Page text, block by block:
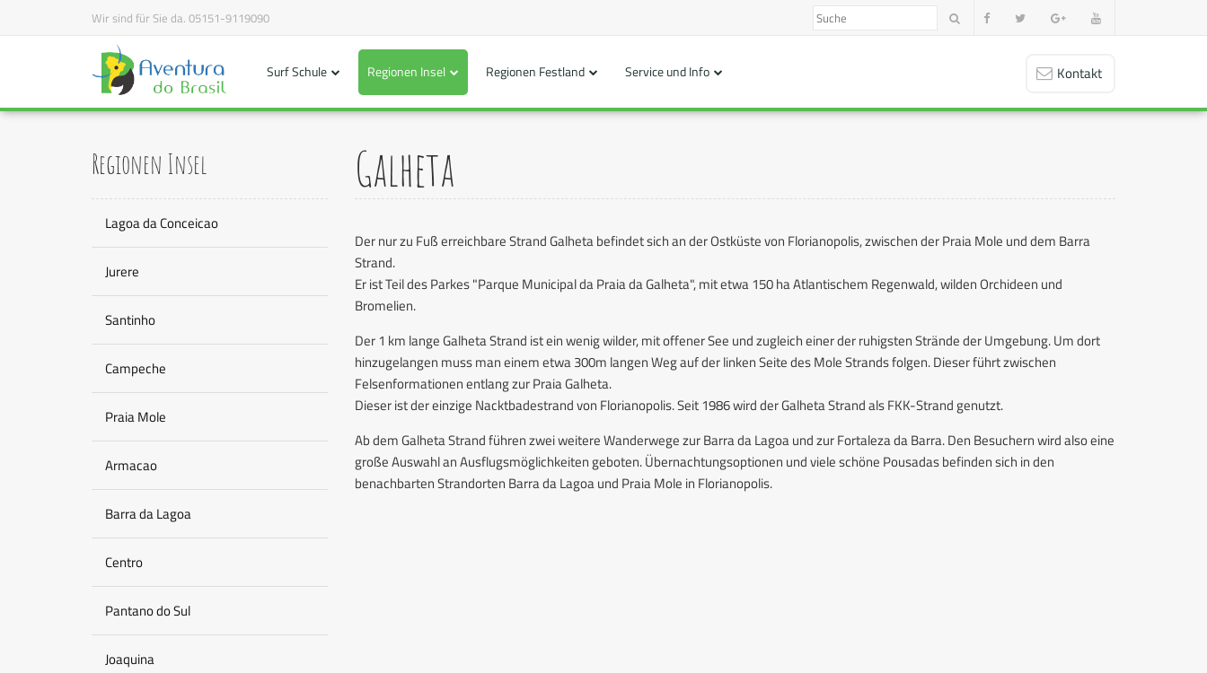
Wir sind für Sie da. 05151-9119090
Surf Schule Regionen Insel Regionen Festland Service und Info Kontakt
Regionen Insel
Lagoa da Conceicao
Jurere
Santinho
Campeche
Praia Mole
Armacao
Barra da Lagoa
Centro
Pantano do Sul
Joaquina
Galheta
Der nur zu Fuß erreichbare Strand Galheta befindet sich an der Ostküste von Florianopolis, zwischen der Praia Mole und dem Barra
Strand.
Er ist Teil des Parkes "Parque Municipal da Praia da Galheta", mit etwa 150 ha Atlantischem Regenwald, wilden Orchideen und
Bromelien.
Der 1 km lange Galheta Strand ist ein wenig wilder, mit offener See und zugleich einer der ruhigsten Strände der Umgebung. Um dort
hinzugelangen muss man einem etwa 300m langen Weg auf der linken Seite des Mole Strands folgen. Dieser führt zwischen
Felsenformationen entlang zur Praia Galheta.
Dieser ist der einzige Nacktbadestrand von Florianopolis. Seit 1986 wird der Galheta Strand als FKK-Strand genutzt.
Ab dem Galheta Strand führen zwei weitere Wanderwege zur Barra da Lagoa und zur Fortaleza da Barra. Den Besuchern wird also eine
große Auswahl an Ausflugsmöglichkeiten geboten. Übernachtungsoptionen und viele schöne Pousadas befinden sich in den
benachbarten Strandorten Barra da Lagoa und Praia Mole in Florianopolis.